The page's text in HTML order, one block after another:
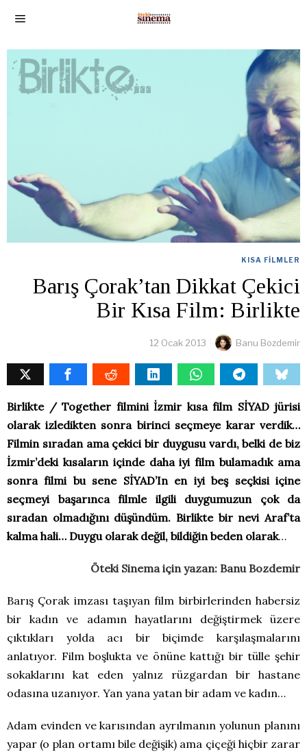
KISA FILMLER
Barış Çorak’tan Dikkat Çekici
Bir Kısa Film: Birlikte
12 Ocak 2013 Banu Bozdemir
Birlikte / Together filmini İzmir kısa film SİYAD jürisi
olarak izledikten sonra birinci seçmeye karar verdik…
Filmin sıradan ama çekici bir duygusu vardı, belki de biz
İzmir’deki kısaların içinde daha iyi film bulamadık ama
sonra filmi bu sene SİYAD’In en iyi beş seçkisi içine
seçmeyi başarınca filmle ilgili duygumuzun çok da
sıradan olmadığını düşündüm. Birlikte bir nevi Araf’ta
kalma hali… Duygu olarak değil, bildiğin beden olarak…
Öteki Sinema için yazan: Banu Bozdemir
Barış Çorak imzası taşıyan film birbirlerinden habersiz
bir kadın ve adamın hayatlarını değiştirmek üzere
çıktıkları yolda acı bir biçimde karşılaşmalarını
anlatıyor. Film boşlukta ve önüne kattığı bir tülle şehir
sokaklarını kat eden yalnız rüzgardan bir hastane
odasına uzanıyor. Yan yana yatan bir adam ve kadın…
Adam evinden ve karısından ayrılmanın yolunun planını
yapar (o plan ortamı bile değişik) ama çiçeği hiçbir zarar